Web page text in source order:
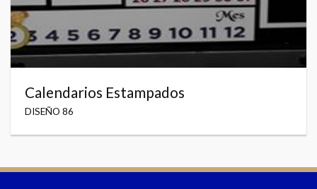
Calendarios Estampados
DISEÑO 86